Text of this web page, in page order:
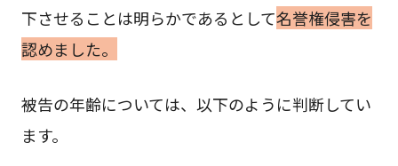
下させることは明らかであるとして名誉権侵害を
認めました。
被告の年齢については、以下のように判断してい
ます。